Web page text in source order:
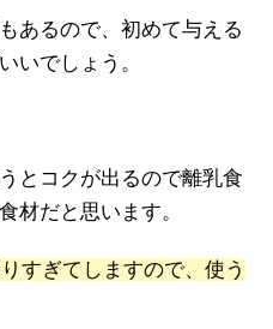
あるので、初めて与える
いでしょう。
とコクが出るので離乳食
材だと思います。
すぎてしますので、使う